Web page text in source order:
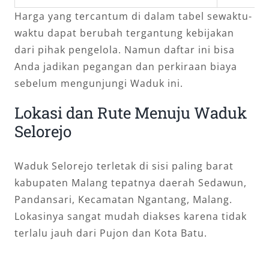
Harga yang tercantum di dalam tabel sewaktu-
waktu dapat berubah tergantung kebijakan
dari pihak pengelola. Namun daftar ini bisa
Anda jadikan pegangan dan perkiraan biaya
sebelum mengunjungi Waduk ini.
Lokasi dan Rute Menuju Waduk
Selorejo
Waduk Selorejo terletak di sisi paling barat
kabupaten Malang tepatnya daerah Sedawun,
Pandansari, Kecamatan Ngantang, Malang.
Lokasinya sangat mudah diakses karena tidak
terlalu jauh dari Pujon dan Kota Batu.